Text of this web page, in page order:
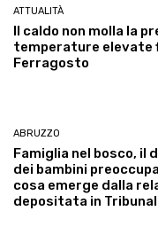
ATTUALITÀ
Il caldo non molla la
temperature elevate
Ferragosto
ABRUZZO
Famiglia nel bosco, il
dei bambini
cosa emerge dalla
depositata in